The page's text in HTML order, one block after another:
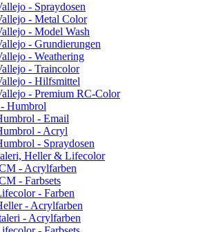
- Spraydosen
- Metal Color
- Model Wash
- Grundierungen
- Weathering
- Traincolor
- Hilfsmittel
- Premium RC-Color
Humbrol
- Email
- Acryl
- Spraydosen
Heller & Lifecolor
- Acrylfarben
- Farbsets
- Farben
- Acrylfarben
- Acrylfarben